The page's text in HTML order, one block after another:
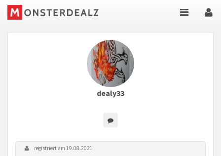
dealy33
registriert am 19.08.2021